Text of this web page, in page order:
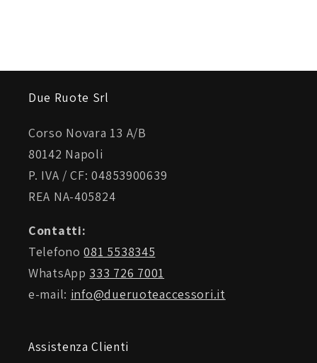
Due Ruote Srl
Corso Novara 13 A/B
80142 Napoli
P. IVA / CF: 04853900639
REA NA-405824
Contatti:
Telefono081 5538345
WhatsApp 333 726 7001
e-mail: info@dueruoteaccessori.it
Assistenza Clienti